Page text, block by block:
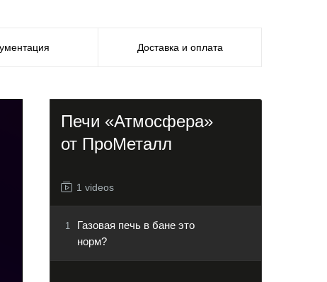
Доставка и оплата
Печи «Атмосфера»
от ПроМеталл
1 videos
1
Газовая печь в бане это
норм?